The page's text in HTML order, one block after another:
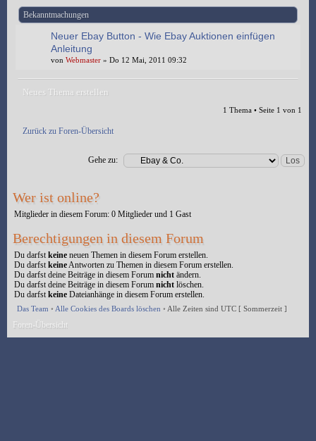
Bekanntmachungen
Neuer Ebay Button - Wie Ebay Auktionen einfügen
Anleitung
von Webmaster » Do 12 Mai, 2011 09:32
Neues Thema erstellen
1 Thema • Seite 1 von 1
Zurück zu Foren-Übersicht
Gehe zu:
Wer ist online?
Mitglieder in diesem Forum: 0 Mitglieder und 1 Gast
Berechtigungen in diesem Forum
Du darfstkeine neuen Themen in diesem Forum erstellen.
Du darfstkeineAntworten zu Themen in diesem Forum erstellen.
Du darfst deine Beiträge in diesem Forum nicht ändern.
Du darfst deine Beiträge in diesem Forum nicht löschen.
Du darfstkeine Dateianhänge in diesem Forum erstellen.
Das Team • Alle Cookies des Boards löschen • Alle Zeiten sind UTC [ Sommerzeit ]
Foren-Übersicht